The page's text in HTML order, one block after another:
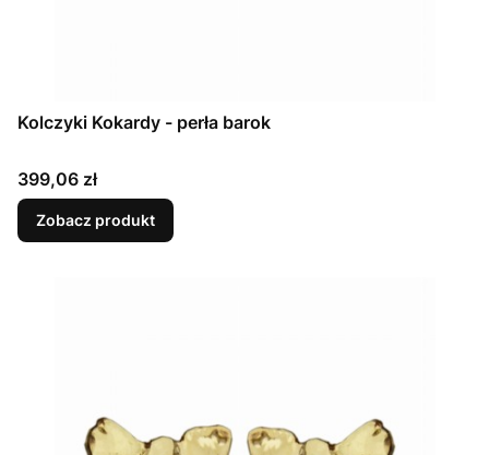
Kolczyki Kokardy - perła barok
Cena
399,06 zł
Zobacz produkt